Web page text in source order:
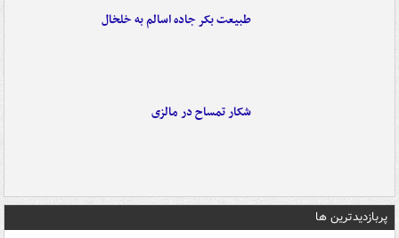
طبیعت بکر جاده اسالم به خلخال
شکار تمساح در مالزی
پربازدیدترین ها